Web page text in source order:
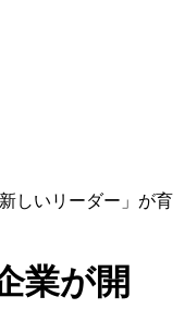
しいリーダー」が育
業が開